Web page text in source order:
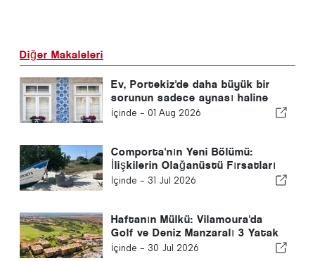
Diğer Makaleleri
Ev, Portekiz'de daha büyük bir
sorunun sadece aynası haline
geldi
İçinde - 01 Aug 2026
Comporta'nın Yeni Bölümü:
İlişkilerin Olağanüstü Fırsatları
Şekillendirdiği Yer
İçinde - 31 Jul 2026
Haftanın Mülkü: Vilamoura'da
Golf ve Deniz Manzaralı 3 Yatak
Odalı Penthouse
İçinde - 30 Jul 2026